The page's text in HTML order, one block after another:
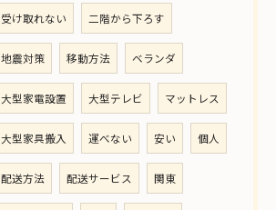
受け取れない 二階から下ろす
地震対策 移動方法 ベランダ
大型家電設置 大型テレビ マットレス
大型家具搬入 運べない 安い 個人
配送方法 配送サービス 関東